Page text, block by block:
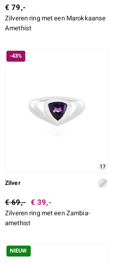
€ 79,-
Zilveren ring met een Marokkaanse
Amethist
-43%
17
Zilver
€ 69,- € 39,-
Zilveren ring met een Zambia-
amethist
NIEUW